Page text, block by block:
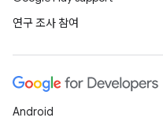
연구 조사 참여
Android